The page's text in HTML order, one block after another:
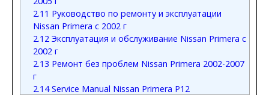
2.11 Руководство по ремонту и эксплуатации
Nissan Primera с 2002 г
2.12 Эксплуатация и обслуживание Nissan Primera с
2002 г
2.13 Ремонт без проблем Nissan Primera 2002-2007
г
2.14Service Manual Nissan Primera P12